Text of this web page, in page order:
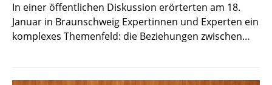
In einer öffentlichen Diskussion erörterten am 18.
Januar in Braunschweig Expertinnen und Experten ein
komplexes Themenfeld: die Beziehungen zwischen…